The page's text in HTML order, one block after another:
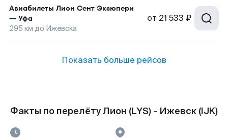
Авиабилеты Лион Сент Экзюпери
— Уфа
295 км до Ижевска
от 21 533 ₽
Показать больше рейсов
Факты по перелёту Лион (LYS) - Ижевск (IJK)